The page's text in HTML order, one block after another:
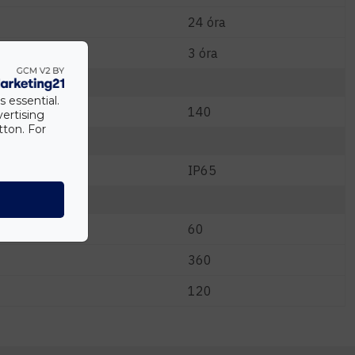
24 óra
3 óra
140
IP65
60
360
120
essential.
For